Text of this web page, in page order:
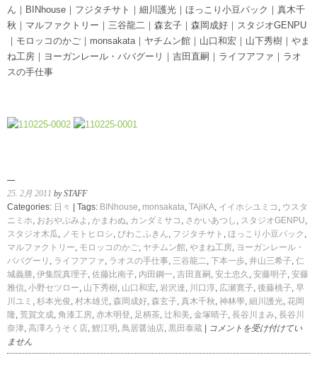
ん｜BINhouse｜フジタチサト｜細川護光｜ほっこり小豆パック｜真木千
秋｜マルファクトリー｜三谷龍二｜森玄子｜森岡成好｜スタジオGENPU
｜モロッコのかご｜monsakata｜ヤチムン館｜山口和宏｜山下秀樹｜やま
ね工房｜ヨーガンレール・ババグーリ｜吉田直嗣｜ライフアファ｜ラオ
スの手仕事
25. 2月 2011 by STAFF
Categories: 日々 | Tags: BINhouse, monsakata, TAjiKA, イイホシユミコ , ウスタ
ニミホ, おおやぶみよ , かまわぬ, カンダミサコ , さかいあつし , スタジオGENPU,
スタジオ木瓜, ノモトヒロシ, びわこふきん, フジタチサト , ほっこり小豆パック ,
マルファクトリー, モロッコのかご, ヤチムン館, やまね工房, ヨーガンレール・
ババグーリ , ライフアファ, ラオスの手仕事, 三谷龍二, 下本一歩, 井山三希子, 仁
城義勝, 伊集院真理子, 佐藤比南子, 内田鋼一, 吉田直嗣 , 安土忠久 , 安藤明子, 安藤
雅信, 小野セツロー, 山下秀樹, 山口和宏, 岩沢達, 川口淳, 広瀬寛子, 後藤桃子, 早
川ユミ , 杉本光俊, 村木雄児, 森岡成好, 森玄子, 真木千秋, 神林學, 細川護光, 花岡
隆, 荒賀文成, 角漆工房, 赤木明登, 足柄茶, 辻和美, 金塚晴子, 長谷川まみ, 長谷川
奈津, 高澤ろうそく店, 鯉江明 , 鳥居醤油店, 黒田泰蔵
菜
花
コメントを受け付けてい
ません